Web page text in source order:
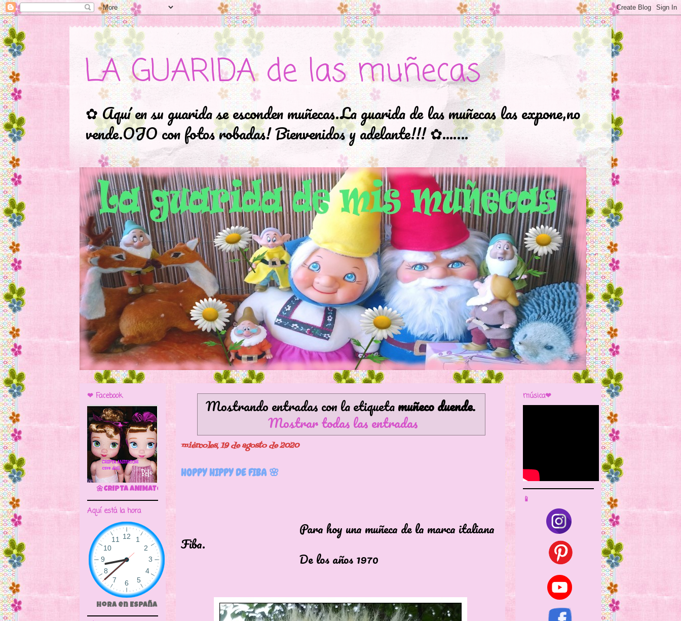
LA GUARIDA de las muñecas
✿ Aquí en su guarida se esconden muñecas.La guarida de las muñecas las expone,no
vende.OJO con fotos robadas! Bienvenidos y adelante!!! ✿...….
Mostrando entradas con la etiquetamuñeco duende.
Mostrar todas las entradas
miércoles, 19 de agosto de 2020
HOPPY HIPPY DE FIBA 🌸
Para hoy una muñeca de la marca italiana
Fiba.
De los años 1970
❤ Facebook
🌼CRIPTA ANIMATOR CAVE DOLL
Aquí está la hora
Hora en España
música❤
📱